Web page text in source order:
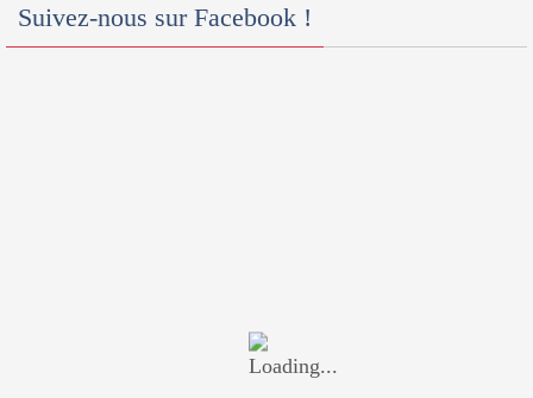
Suivez-nous sur Facebook !